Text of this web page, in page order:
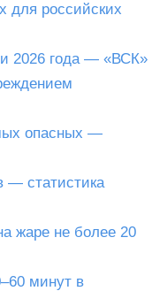
для российских
2026 года — «ВСК»
опасных —
— статистика
жаре не более 20
минут в